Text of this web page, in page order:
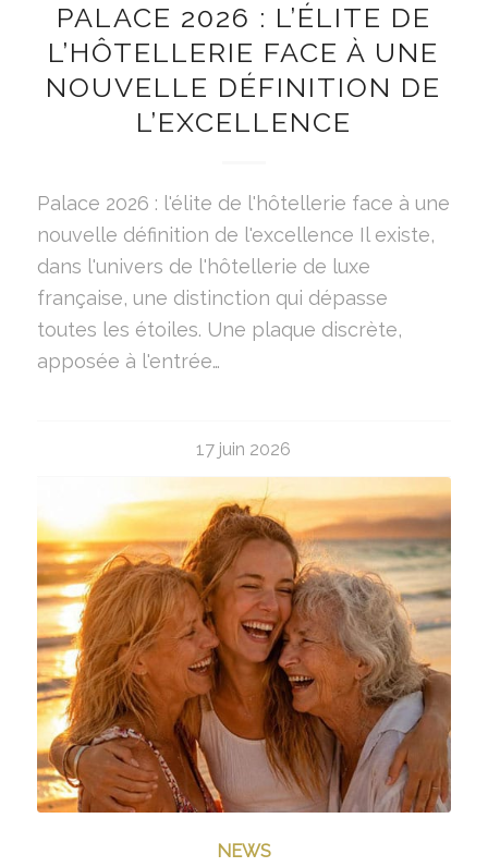
PALACE 2026 : L’ÉLITE DE
L’HÔTELLERIE FACE À UNE
NOUVELLE DÉFINITION DE
L’EXCELLENCE
Palace 2026 : l'élite de l'hôtellerie face à une
nouvelle définition de l'excellence Il existe,
dans l'univers de l'hôtellerie de luxe
française, une distinction qui dépasse
toutes les étoiles. Une plaque discrète,
apposée à l'entrée…
17 juin 2026
NEWS